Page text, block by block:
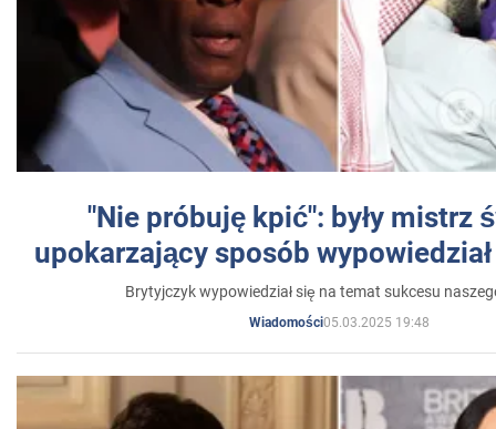
"Nie próbuję kpić": były mistrz
upokarzający sposób
Brytyjczyk wypowiedział się na temat sukcesu
Wiadomości05.03.2025 19:48